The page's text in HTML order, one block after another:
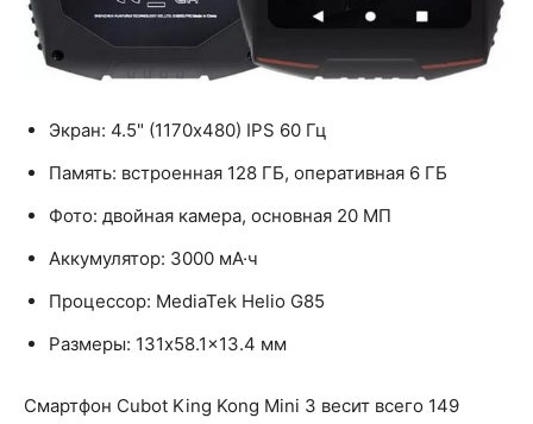
Экран: 4.5" (1170х480) IPS 60 Гц
Память: встроенная 128 ГБ, оперативная 6 ГБ
Фото: двойная камера, основная 20 МП
Аккумулятор: 3000 мА·ч
Процессор: MediaTek Helio G85
Размеры: 131x58.1x13.4 мм
Смартфон Cubot King Kong Mini 3 весит всего 149